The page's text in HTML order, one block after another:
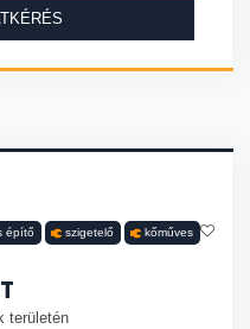
építő szigetelő kőműves
területén